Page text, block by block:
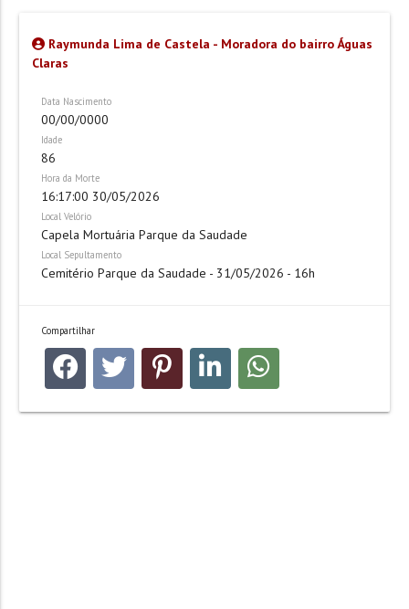
Raymunda Lima de Castela - Moradora do bairro Águas
Claras
Data Nascimento
00/00/0000
Idade
86
Hora da Morte
16:17:00 30/05/2026
Local Velório
Capela Mortuária Parque da Saudade
Local Sepultamento
Cemitério Parque da Saudade - 31/05/2026 - 16h
Compartilhar